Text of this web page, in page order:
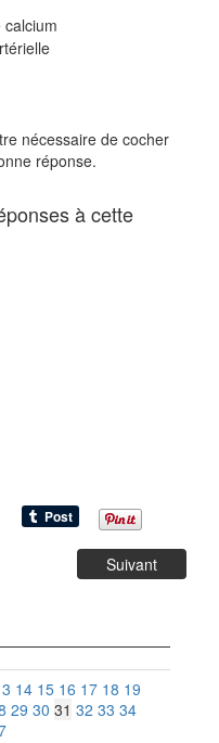
nécessaire de cocher
réponse.
à cette
Suivant
14 15 16 17 18 19
29 30 31 32 33 34